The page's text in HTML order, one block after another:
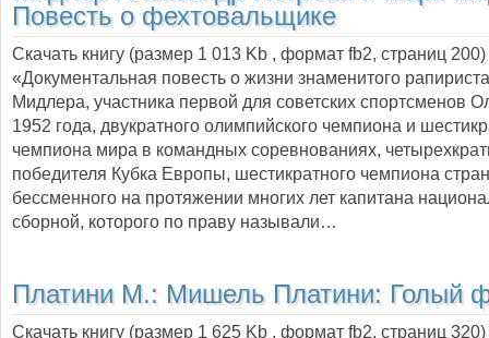
Повесть о фехтовальщике
Скачать книгу (размер 1 013 Kb , формат fb2, страниц 200
«Документальная повесть о жизни знаменитого
Мидлера, участника первой для советских спортсменов
1952 года, двукратного олимпийского чемпиона и
чемпиона мира в командных соревнованиях,
победителя Кубка Европы, шестикратного чемпиона
бессменного на протяжении многих лет капитана
сборной, которого по праву называли…
Платини М.: Мишель Платини: Голый
Скачать книгу (размер 1 625 Kb , формат fb2, страниц 320